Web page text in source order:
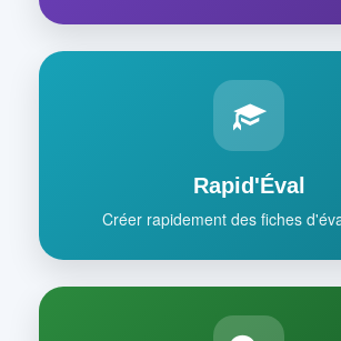
Rapid'Éval
Créer rapidement des fiches